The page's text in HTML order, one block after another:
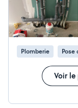
Plomberie Pose
Voir